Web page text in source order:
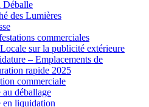
Déballe
des Lumières
commerciales
sur la publicité extérieure
– Emplacements de
rapide 2025
commerciale
au déballage
en liquidation